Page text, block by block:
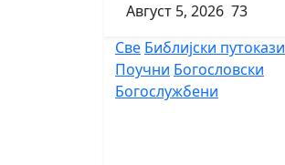
Август 5, 2026 73
Све Библијски путокази
Поучни Богословски
Богослужбени